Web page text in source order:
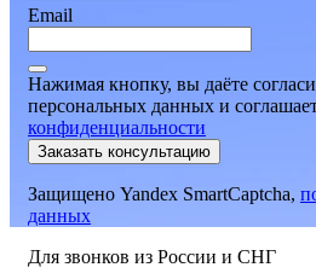
Email
Нажимая кнопку, вы даёте
персональных данных и
конфиденциальности
Заказать консультацию
Защищено Yandex SmartCaptcha,
данных
Для звонков из России и СНГ